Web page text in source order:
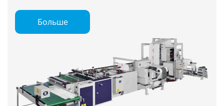
Больше